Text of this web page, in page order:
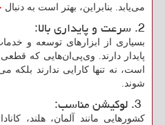
می‌یابد. بنابراین، بهتر است به دنبال
2. سرعت و پایداری بالا:
بسیاری از ابزارهای توسعه و
پایدار دارند. وی‌پی‌ان‌هایی که
است، نه تنها کارایی ندارند بلکه
شوند.
کشورهایی مانند آلمان، هلند،